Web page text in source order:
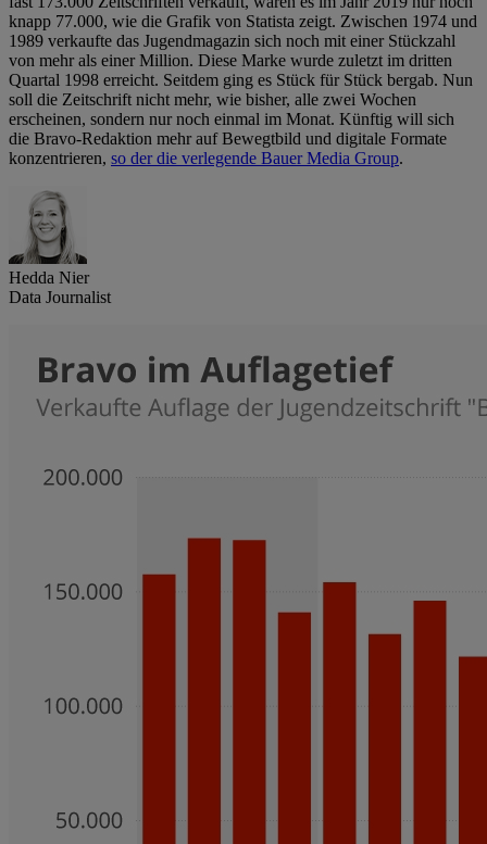
knapp 77.000, wie die Grafik von Statista zeigt. Zwischen 1974 und
1989 verkaufte das Jugendmagazin sich noch mit einer Stückzahl
von mehr als einer Million. Diese Marke wurde zuletzt im dritten
Quartal 1998 erreicht. Seitdem ging es Stück für Stück bergab. Nun
soll die Zeitschrift nicht mehr, wie bisher, alle zwei Wochen
erscheinen, sondern nur noch einmal im Monat. Künftig will sich
die Bravo-Redaktion mehr auf Bewegtbild und digitale Formate
konzentrieren, so der die verlegende Bauer Media Group.
Hedda Nier
Data Journalist